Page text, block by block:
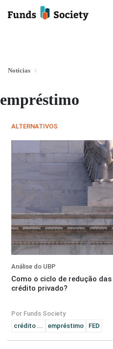
Notícias
empréstimo
ALTERNATIVOS
Análise do UBP
Como o ciclo de redução
crédito privado?
Por Funds Society
crédito ...
empréstimo FED